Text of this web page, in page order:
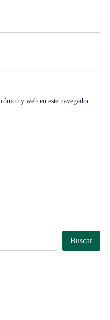
y web en este navegador
Buscar